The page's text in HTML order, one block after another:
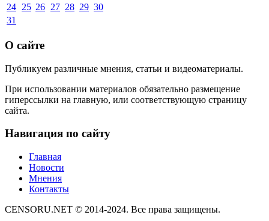
24 25 26 27 28 29 30
31
О сайте
Публикуем различные мнения, статьи и видеоматериалы.
При использовании материалов обязательно размещение
гиперссылки на главную, или соответствующую страницу
сайта.
Навигация по сайту
Главная
Новости
Мнения
Контакты
CENSORU.NET © 2014-2024. Все права защищены.